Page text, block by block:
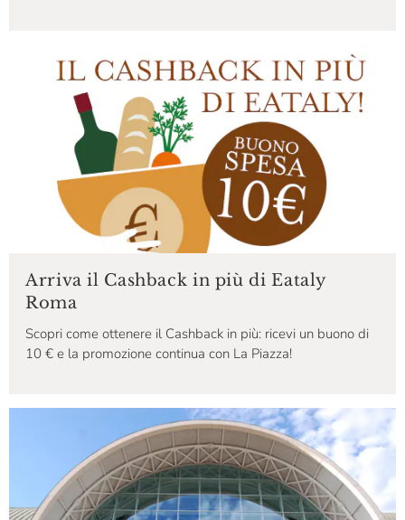
Arriva il Cashback in più di Eataly
Roma
Scopri come ottenere il Cashback in più: ricevi un buono di
10 € e la promozione continua con La Piazza!